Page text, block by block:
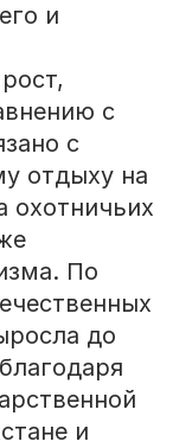
и
с
с
отдыху на
охотничьих
По
до
и